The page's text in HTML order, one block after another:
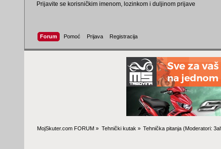
Prijavite se korisničkim imenom, lozinkom i duljinom prijave
Forum Pomoć Prijava Registracija
MojSkuter.com FORUM » Tehnički kutak » Tehnička pitanja(Moderatori: